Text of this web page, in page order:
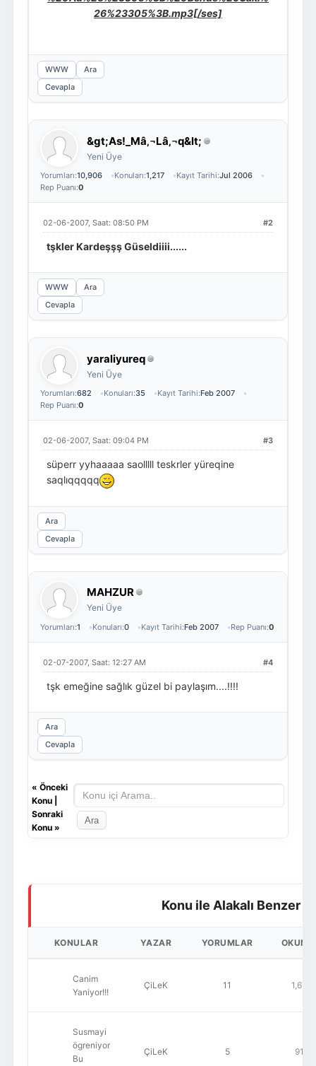
26%23305%3B.mp3[/ses]
WWW
Ara
Cevapla
&gt;As!_Mâ‚¬Lâ‚¬q&lt;
Yeni Üye
Yorumları:10,906 Konuları:1,217 Kayıt Tarihi:Jul 2006
Rep Puanı:0
#2
02-06-2007, Saat: 08:50 PM
tşkler Kardeşşş Güseldiiii......
WWW
Ara
Cevapla
yaraliyureq
Yeni Üye
Yorumları:682 Konuları:35 Kayıt Tarihi:Feb 2007
Rep Puanı:0
#3
02-06-2007, Saat: 09:04 PM
süperr yyhaaaaa saolllll teskrler yüreqine
saqlıqqqqq
Ara
Cevapla
MAHZUR
Yeni Üye
Yorumları:1 Konuları:0 Kayıt Tarihi:Feb 2007 Rep Puanı:0
#4
02-07-2007, Saat: 12:27 AM
tşk emeğine sağlık güzel bi paylaşım....!!!!
Ara
Cevapla
« Önceki
Konu|
Sonraki
Konu»
Konu ile Alakalı Benzer
KONULAR YAZAR YORUMLAR
Canim
Yaniyor!!!
ÇiLeK 11 1,670
Susmayi
ögreniyor
Bu
ÇiLeK 5 919